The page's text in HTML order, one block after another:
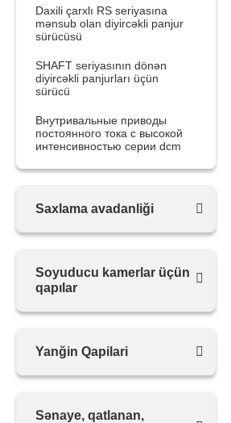
Daxili çarxlı RS seriyasına
mənsub olan diyircəkli panjur
sürücüsü
SHAFT seriyasının dönən
diyircəkli panjurları üçün
sürücü
Внутривальные приводы
постоянного тока с высокой
интенсивностью серии dcm
Saxlama avadanliği
Soyuducu kamerlar üçün
qapılar
Yanğin Qapilari
Sənaye, qatlanan,